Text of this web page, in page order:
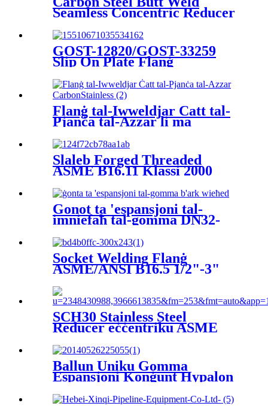
Seamless Concentric Reducer
GOST-12820/GOST-33259
Slip On Plate Flanġ
Welding Plate Flange
Flanġ tal-Iwweldjar Ċatt tal-
Pjanċa tal-Azzar li ma
Slaleb Forged Threaded
ASME B16.11 Klassi 2000
Ġonot ta 'espansjoni tal-
imniefaħ tal-gomma DN32-
DN1600 EPDM
Socket Welding Flanġ
ASME/ANSI B16.5 1/2"-3"
SCH30 Stainless Steel
Reducer eċċentriku ASME
Ballun Uniku Gomma
Espansjoni Konġunt Hypalon